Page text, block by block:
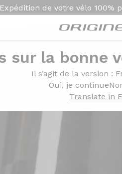
Expédition de votre vélo 100%
sur la bonne
Il s’agit de la version :
Oui, je continue
Translate in